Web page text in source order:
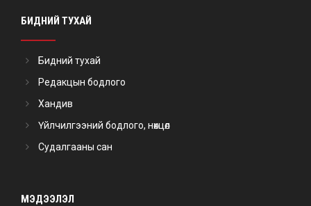
БИДНИЙ ТУХАЙ
Бидний тухай
Редакцын бодлого
Хандив
Үйлчилгээний бодлого, нөхцөл
Судалгааны сан
МЭДЭЭЛЭЛ